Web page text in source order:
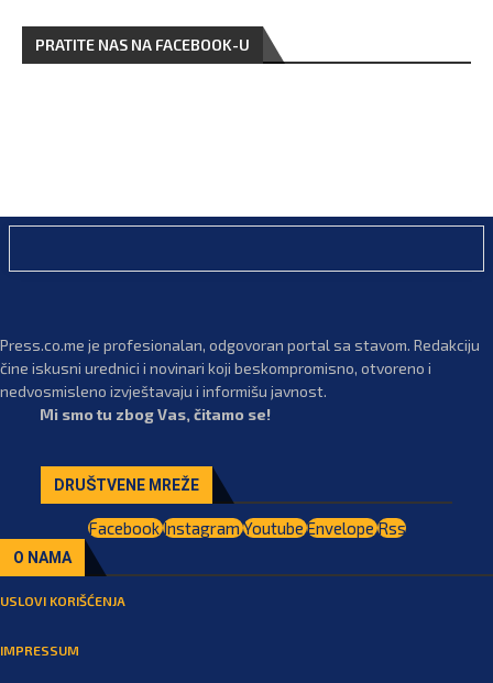
PRATITE NAS NA FACEBOOK-U
Press.co.me je profesionalan, odgovoran portal sa stavom. Redakciju
čine iskusni urednici i novinari koji beskompromisno, otvoreno i
nedvosmisleno izvještavaju i informišu javnost.
Mi smo tu zbog Vas, čitamo se!
DRUŠTVENE MREŽE
FacebookInstagramYoutubeEnvelopeRss
O NAMA
USLOVI KORIŠĆENJA
IMPRESSUM